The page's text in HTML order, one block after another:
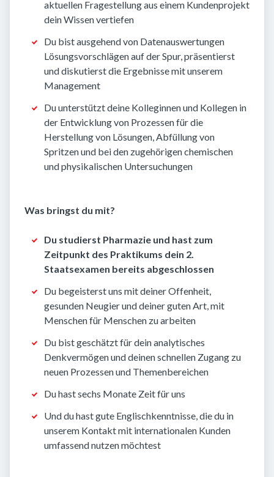
aktuellen Fragestellung aus einem Kundenprojekt
dein Wissen vertiefen
Du bist ausgehend von Datenauswertungen
Lösungsvorschlägen auf der Spur, präsentierst
und diskutierst die Ergebnisse mit unserem
Management
Du unterstützt deine Kolleginnen und Kollegen in
der Entwicklung von Prozessen für die
Herstellung von Lösungen, Abfüllung von
Spritzen und bei den zugehörigen chemischen
und physikalischen Untersuchungen
Was bringst du mit?
Du studierst Pharmazie und hast zum
Zeitpunkt des Praktikums dein 2.
Staatsexamen bereits abgeschlossen
Du begeisterst uns mit deiner Offenheit,
gesunden Neugier und deiner guten Art, mit
Menschen für Menschen zu arbeiten
Du bist geschätzt für dein analytisches
Denkvermögen und deinen schnellen Zugang zu
neuen Prozessen und Themenbereichen
Du hast sechs Monate Zeit für uns
Und du hast gute Englischkenntnisse, die du in
unserem Kontakt mit internationalen Kunden
umfassend nutzen möchtest